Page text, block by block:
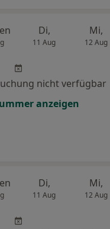
Di,
11 Aug
Mi,
12 Aug
nicht verfügbar
anzeigen
Di,
11 Aug
Mi,
12 Aug